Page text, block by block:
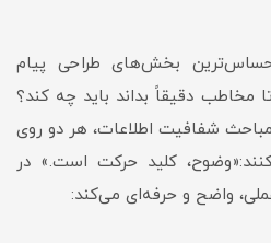
بخش‌های طراحی پیام
مخاطب دقیقاً بداند باید چه کند؟
شفافیت اطلاعات، هر دو روی
کلید حرکت است.» در
واضح و حرفه‌ای می‌کند: